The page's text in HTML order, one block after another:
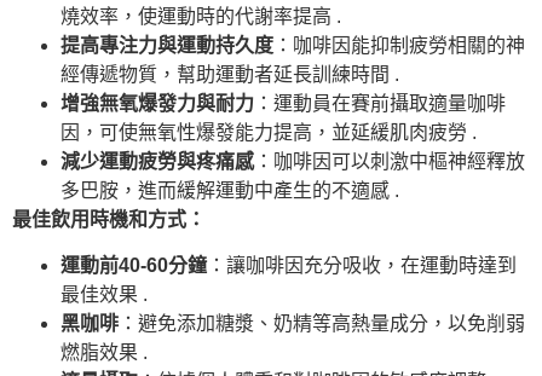
燒效率，使運動時的代謝率提高 .
提高專注力與運動持久度 ：咖啡因能抑制疲勞相關的神
經傳遞物質，幫助運動者延長訓練時間 .
增強無氧爆發力與耐力 ：運動員在賽前攝取適量咖啡
因，可使無氧性爆發能力提高，並延緩肌肉疲勞 .
減少運動疲勞與疼痛感：咖啡因可以刺激中樞神經釋放
多巴胺，進而緩解運動中產生的不適感 .
最佳飲用時機和方式：
運動前40-60分鐘：讓咖啡因充分吸收，在運動時達到
最佳效果 .
黑咖啡 ：避免添加糖漿、奶精等高熱量成分，以免削弱
燃脂效果 .